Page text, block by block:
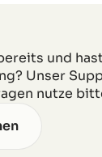
und
Unser
nutze